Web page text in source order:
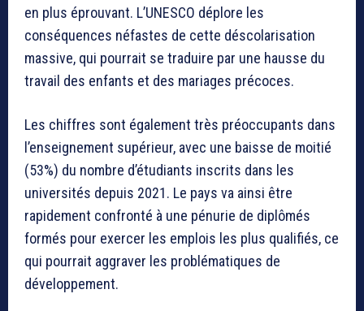
en plus éprouvant. L’UNESCO déplore les
conséquences néfastes de cette déscolarisation
massive, qui pourrait se traduire par une hausse du
travail des enfants et des mariages précoces.
Les chiffres sont également très préoccupants dans
l’enseignement supérieur, avec une baisse de moitié
(53%) du nombre d’étudiants inscrits dans les
universités depuis 2021. Le pays va ainsi être
rapidement confronté à une pénurie de diplômés
formés pour exercer les emplois les plus qualifiés, ce
qui pourrait aggraver les problématiques de
développement.